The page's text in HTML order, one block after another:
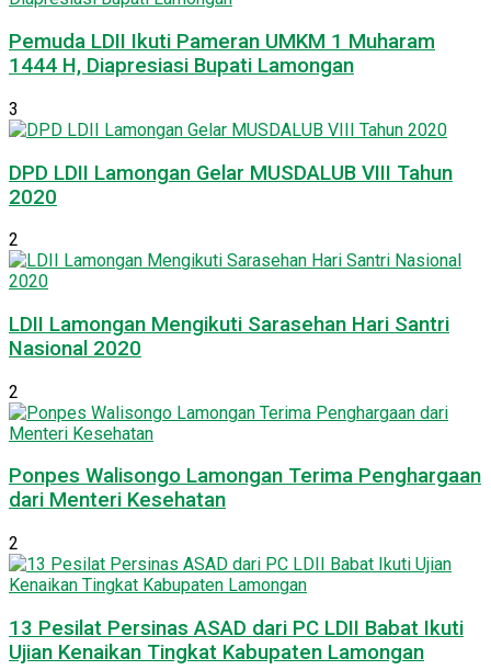
Pemuda LDII Ikuti Pameran UMKM 1 Muharam
1444 H, Diapresiasi Bupati Lamongan
3
DPD LDII Lamongan Gelar MUSDALUB VIII Tahun
2020
2
LDII Lamongan Mengikuti Sarasehan Hari Santri
Nasional 2020
2
Ponpes Walisongo Lamongan Terima Penghargaan
dari Menteri Kesehatan
2
13 Pesilat Persinas ASAD dari PC LDII Babat Ikuti
Ujian Kenaikan Tingkat Kabupaten Lamongan